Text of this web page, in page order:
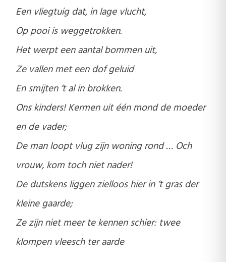
Een vliegtuig dat, in lage vlucht,
Op pooi is weggetrokken.
Het werpt een aantal bommen uit,
Ze vallen met een dof geluid
En smijten ’t al in brokken.
Ons kinders! Kermen uit één mond de moeder
en de vader;
De man loopt vlug zijn woning rond … Och
vrouw, kom toch niet nader!
De dutskens liggen zielloos hier in ’t gras der
kleine gaarde;
Ze zijn niet meer te kennen schier: twee
klompen vleesch ter aarde